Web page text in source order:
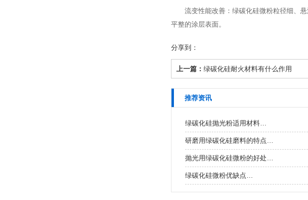
流变性能改善：绿碳化硅微粉粒径细、悬
平整的涂层表面。
分享到：
上一篇： 绿碳化硅耐火材料有什么作用
推荐资讯
绿碳化硅抛光粉适用材料…
研磨用绿碳化硅磨料的特点…
抛光用绿碳化硅微粉的好处…
绿碳化硅微粉优缺点…